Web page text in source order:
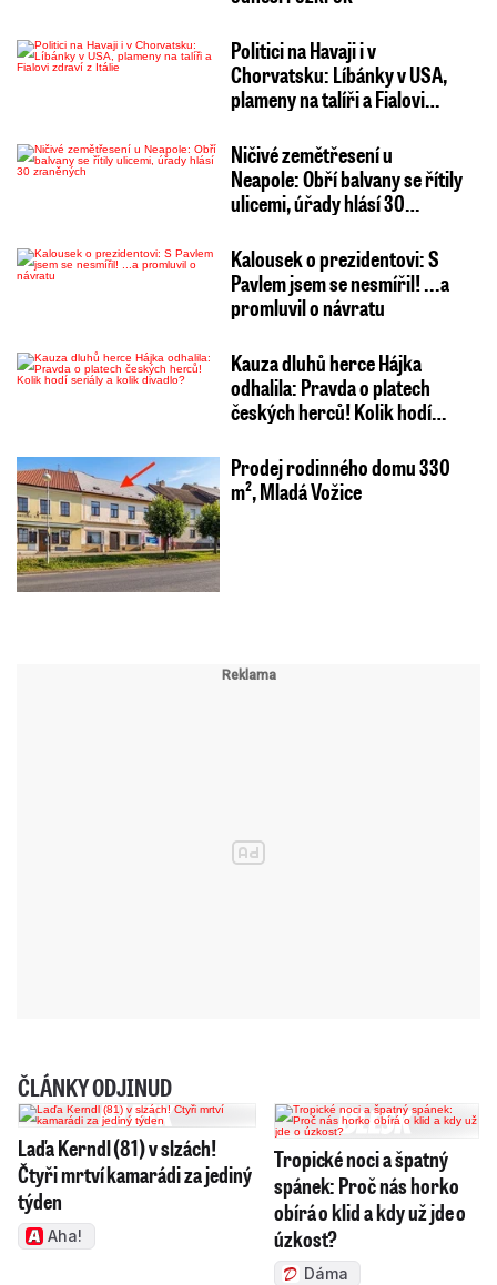
Politici na Havaji i v
Chorvatsku: Líbánky v USA,
plameny na talíři a Fialovi…
Ničivé zemětřesení u
Neapole: Obří balvany se řítily
ulicemi, úřady hlásí 30…
Kalousek o prezidentovi: S
Pavlem jsem se nesmířil! ...a
promluvil o návratu
Kauza dluhů herce Hájka
odhalila: Pravda o platech
českých herců! Kolik hodí…
Prodej rodinného domu 330
m², Mladá Vožice
ČLÁNKY ODJINUD
Laďa Kerndl (81) v slzách!
Čtyři mrtví kamarádi za jediný
týden
Aha!
Tropické noci a špatný
spánek: Proč nás horko
obírá o klid a kdy už jde o
úzkost?
Dáma